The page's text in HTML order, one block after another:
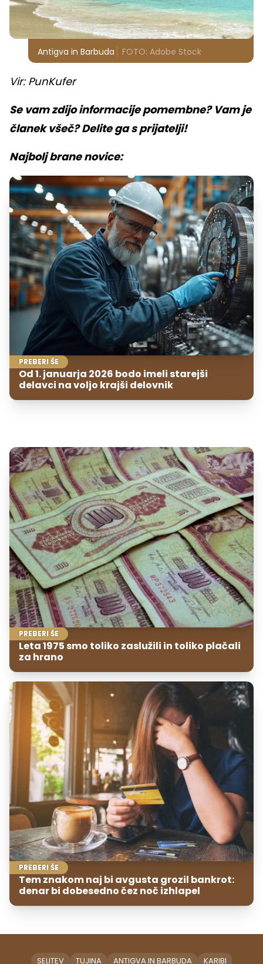
Antigva in Barbuda FOTO: Adobe Stock
Vir: PunKufer
Se vam zdijo informacije pomembne? Vam je
članek všeč? Delite ga s prijatelji!
Najbolj brane novice:
PREBERI ŠE
Od 1. januarja 2026 bodo imeli starejši
delavci na voljo krajši delovnik
PREBERI ŠE
Leta 1975 smo toliko zaslužili in toliko plačali
za hrano
PREBERI ŠE
Tem znakom naj bi avgusta grozil bankrot:
denar bi dobesedno čez noč izhlapel
SELITEV TUJINA ANTIGVA IN BARBUDA
KARIBI